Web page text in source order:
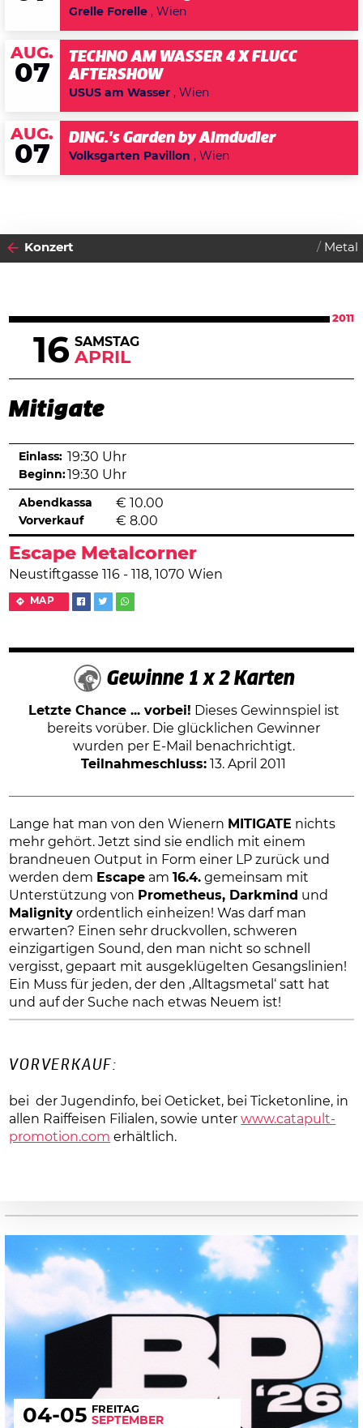
Grelle Forelle , Wien
AUG.
07
TECHNO AM WASSER 4 X FLUCC
AFTERSHOW
USUS am Wasser , Wien
AUG.
07
DING.'s Garden by Almdudler
Volksgarten Pavillon , Wien
Konzert Metal
2011
16 SAMSTAG
APRIL
Mitigate
Escape Metalcorner
Neustiftgasse 116 - 118, 1070 Wien
MAP
Einlass: 19:30 Uhr
Beginn: 19:30 Uhr
Abendkassa € 10.00
Vorverkauf € 8.00
Gewinne 1 x 2 Karten
Letzte Chance ... vorbei! Dieses Gewinnspiel ist
bereits vorüber. Die glücklichen Gewinner
wurden per E-Mail benachrichtigt.
Teilnahmeschluss: 13. April 2011
Lange hat man von den Wienern MITIGATE nichts
mehr gehört. Jetzt sind sie endlich mit einem
brandneuen Output in Form einer LP zurück und
werden dem Escape am16.4. gemeinsam mit
Unterstützung von Prometheus, Darkmind und
Malignity ordentlich einheizen! Was darf man
erwarten? Einen sehr druckvollen, schweren
einzigartigen Sound, den man nicht so schnell
vergisst, gepaart mit ausgeklügelten Gesangslinien!
Ein Muss für jeden, der den ‚Alltagsmetal‘ satt hat
und auf der Suche nach etwas Neuem ist!
VORVERKAUF:
bei der Jugendinfo, bei Oeticket, bei Ticketonline, in
allen Raiffeisen Filialen, sowie unterwww.catapult-
promotion.com erhältlich.
04-05 FREITAG
SEPTEMBER